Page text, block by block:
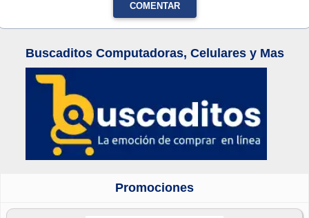
COMENTAR
Buscaditos Computadoras, Celulares y Mas
Promociones